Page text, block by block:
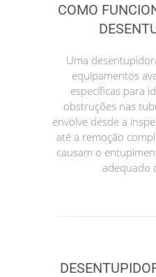
COMO
Uma
equipamentos
específicas para
obstruções nas
envolve desde a
até a remoção
causam o
adequado